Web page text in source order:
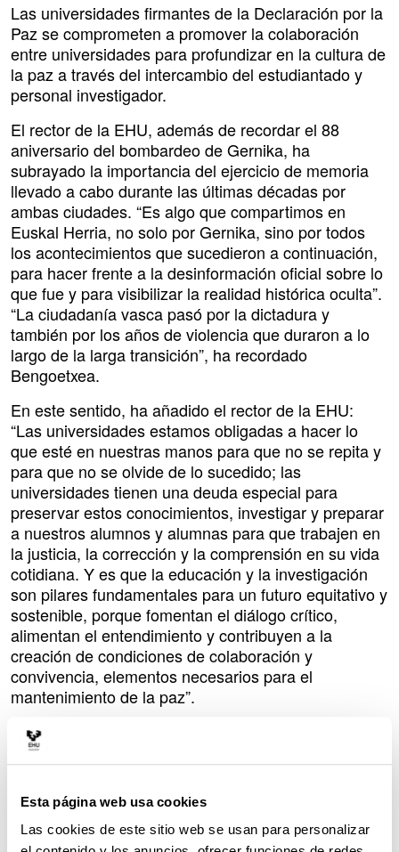
Esta página web usa cookies
Las cookies de este sitio web se usan para personalizar
Las universidades firmantes de la Declaración por la
Paz se comprometen a promover la colaboración
entre universidades para profundizar en la cultura de
la paz a través del intercambio del estudiantado y
personal investigador.
El rector de la EHU, además de recordar el 88
aniversario del bombardeo de Gernika, ha
subrayado la importancia del ejercicio de memoria
llevado a cabo durante las últimas décadas por
ambas ciudades. “Es algo que compartimos en
Euskal Herria, no solo por Gernika, sino por todos
los acontecimientos que sucedieron a continuación,
para hacer frente a la desinformación oficial sobre lo
que fue y para visibilizar la realidad histórica oculta”.
“La ciudadanía vasca pasó por la dictadura y
también por los años de violencia que duraron a lo
largo de la larga transición”, ha recordado
Bengoetxea.
En este sentido, ha añadido el rector de la EHU:
“Las universidades estamos obligadas a hacer lo
que esté en nuestras manos para que no se repita y
para que no se olvide de lo sucedido; las
universidades tienen una deuda especial para
preservar estos conocimientos, investigar y preparar
a nuestros alumnos y alumnas para que trabajen en
la justicia, la corrección y la comprensión en su vida
cotidiana. Y es que la educación y la investigación
son pilares fundamentales para un futuro equitativo y
sostenible, porque fomentan el diálogo crítico,
alimentan el entendimiento y contribuyen a la
creación de condiciones de colaboración y
convivencia, elementos necesarios para el
mantenimiento de la paz”.
Bengoetxea ha aprovechado el acto de Hiroshima
para denunciar la masacre en Gaza y para
reivindicar la necesidad de una respuesta
internacional conjunta.
El rector de la EHU también ha asistido a la